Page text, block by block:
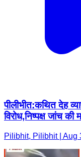
पीलीभीत:कथित देह
विरोध,निष्पक्ष जांच
Pilibhit, Pilibhit | Aug